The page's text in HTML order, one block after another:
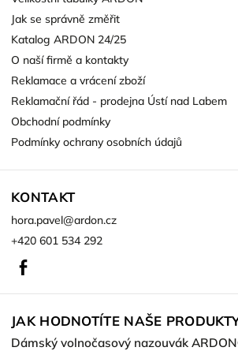
Jak se správně změřit
Katalog ARDON 24/25
O naší firmě a kontakty
Reklamace a vrácení zboží
Reklamační řád - prodejna Ústí nad Labem
Obchodní podmínky
Podmínky ochrany osobních údajů
KONTAKT
hora.pavel@ardon.cz
+420 601 534 292
JAK HODNOTÍTE NAŠE
Dámský volnočasový nazouvák